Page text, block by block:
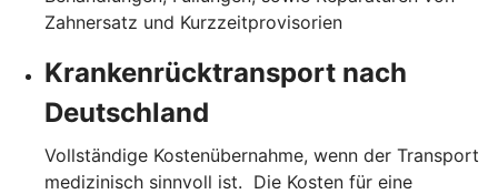
Zahnersatz und Kurzzeitprovisorien
Krankenrücktransport nach
Deutschland
Vollständige Kostenübernahme, wenn der Transport
medizinisch sinnvoll ist. Die Kosten für eine